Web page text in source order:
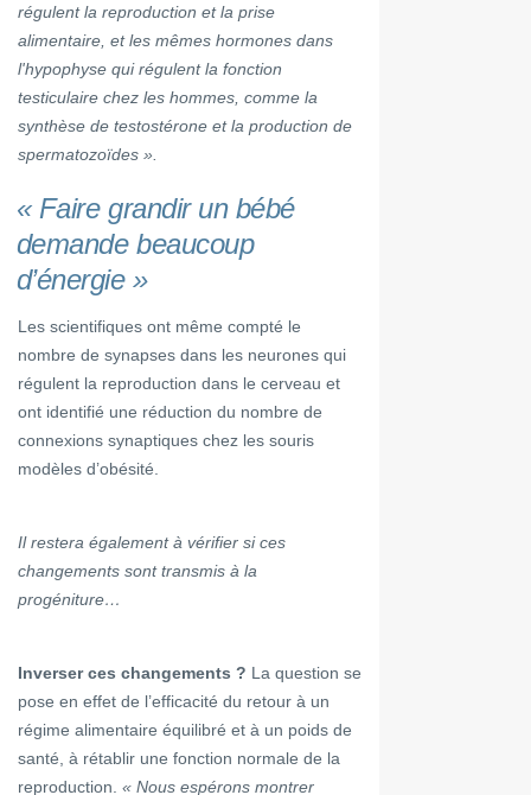
régulent la reproduction et la prise
alimentaire, et les mêmes hormones dans
l'hypophyse qui régulent la fonction
testiculaire chez les hommes, comme la
synthèse de testostérone et la production de
spermatozoïdes ».
« Faire grandir un bébé
demande beaucoup
d’énergie »
Les scientifiques ont même compté le
nombre de synapses dans les neurones qui
régulent la reproduction dans le cerveau et
ont identifié une réduction du nombre de
connexions synaptiques chez les souris
modèles d’obésité.
Il restera également à vérifier si ces
changements sont transmis à la
progéniture…
Inverser ces changements ? La question se
pose en effet de l’efficacité du retour à un
régime alimentaire équilibré et à un poids de
santé, à rétablir une fonction normale de la
reproduction. « Nous espérons montrer